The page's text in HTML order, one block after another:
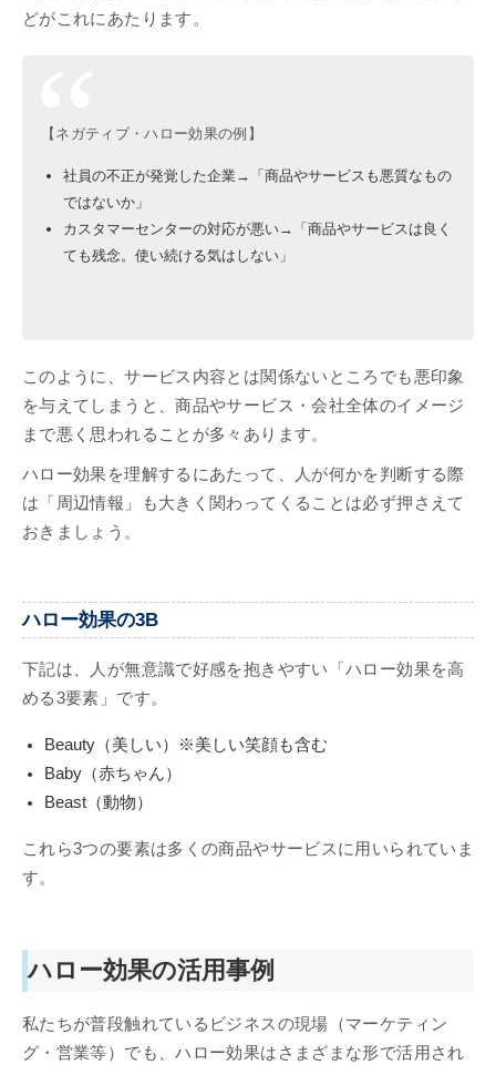
どがこれにあたります。
【ネガティブ・ハロー効果の例】
社員の不正が発覚した企業→「商品やサービスも悪質なもの
ではないか」
カスタマーセンターの対応が悪い→「商品やサービスは良く
ても残念。使い続ける気はしない」
このように、サービス内容とは関係ないところでも悪印象
を与えてしまうと、商品やサービス・会社全体のイメージ
まで悪く思われることが多々あります。
ハロー効果を理解するにあたって、人が何かを判断する際
は「周辺情報」も大きく関わってくることは必ず押さえて
おきましょう。
ハロー効果の3B
下記は、人が無意識で好感を抱きやすい「ハロー効果を高
める3要素」です。
Beauty（美しい）※美しい笑顔も含む
Baby（赤ちゃん）
Beast（動物）
これら3つの要素は多くの商品やサービスに用いられていま
す。
ハロー効果の活用事例
私たちが普段触れているビジネスの現場（マーケティン
グ・営業等）でも、ハロー効果はさまざまな形で活用され